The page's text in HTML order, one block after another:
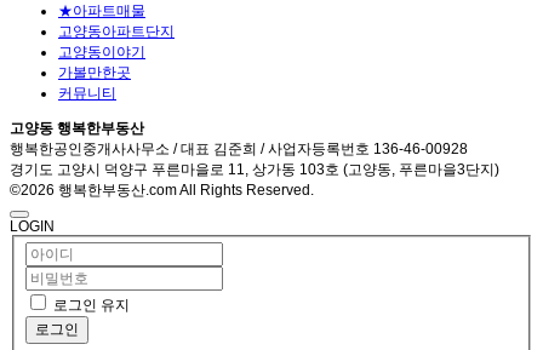
★아파트매물
고양동아파트단지
고양동이야기
가볼만한곳
커뮤니티
고양동 행복한부동산
행복한공인중개사사무소 / 대표 김준희 / 사업자등록번호 136-46-00928
경기도 고양시 덕양구 푸른마을로 11, 상가동 103호 (고양동, 푸른마을3단지)
©2026 행복한부동산.com All Rights Reserved.
LOGIN
로그인 유지
로그인